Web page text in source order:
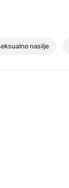
nasilje